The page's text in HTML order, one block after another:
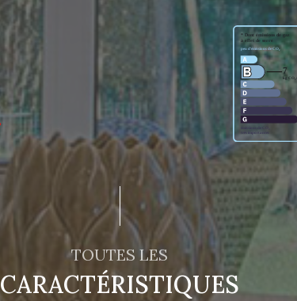
TOUTES LES
CARACTÉRISTIQUES